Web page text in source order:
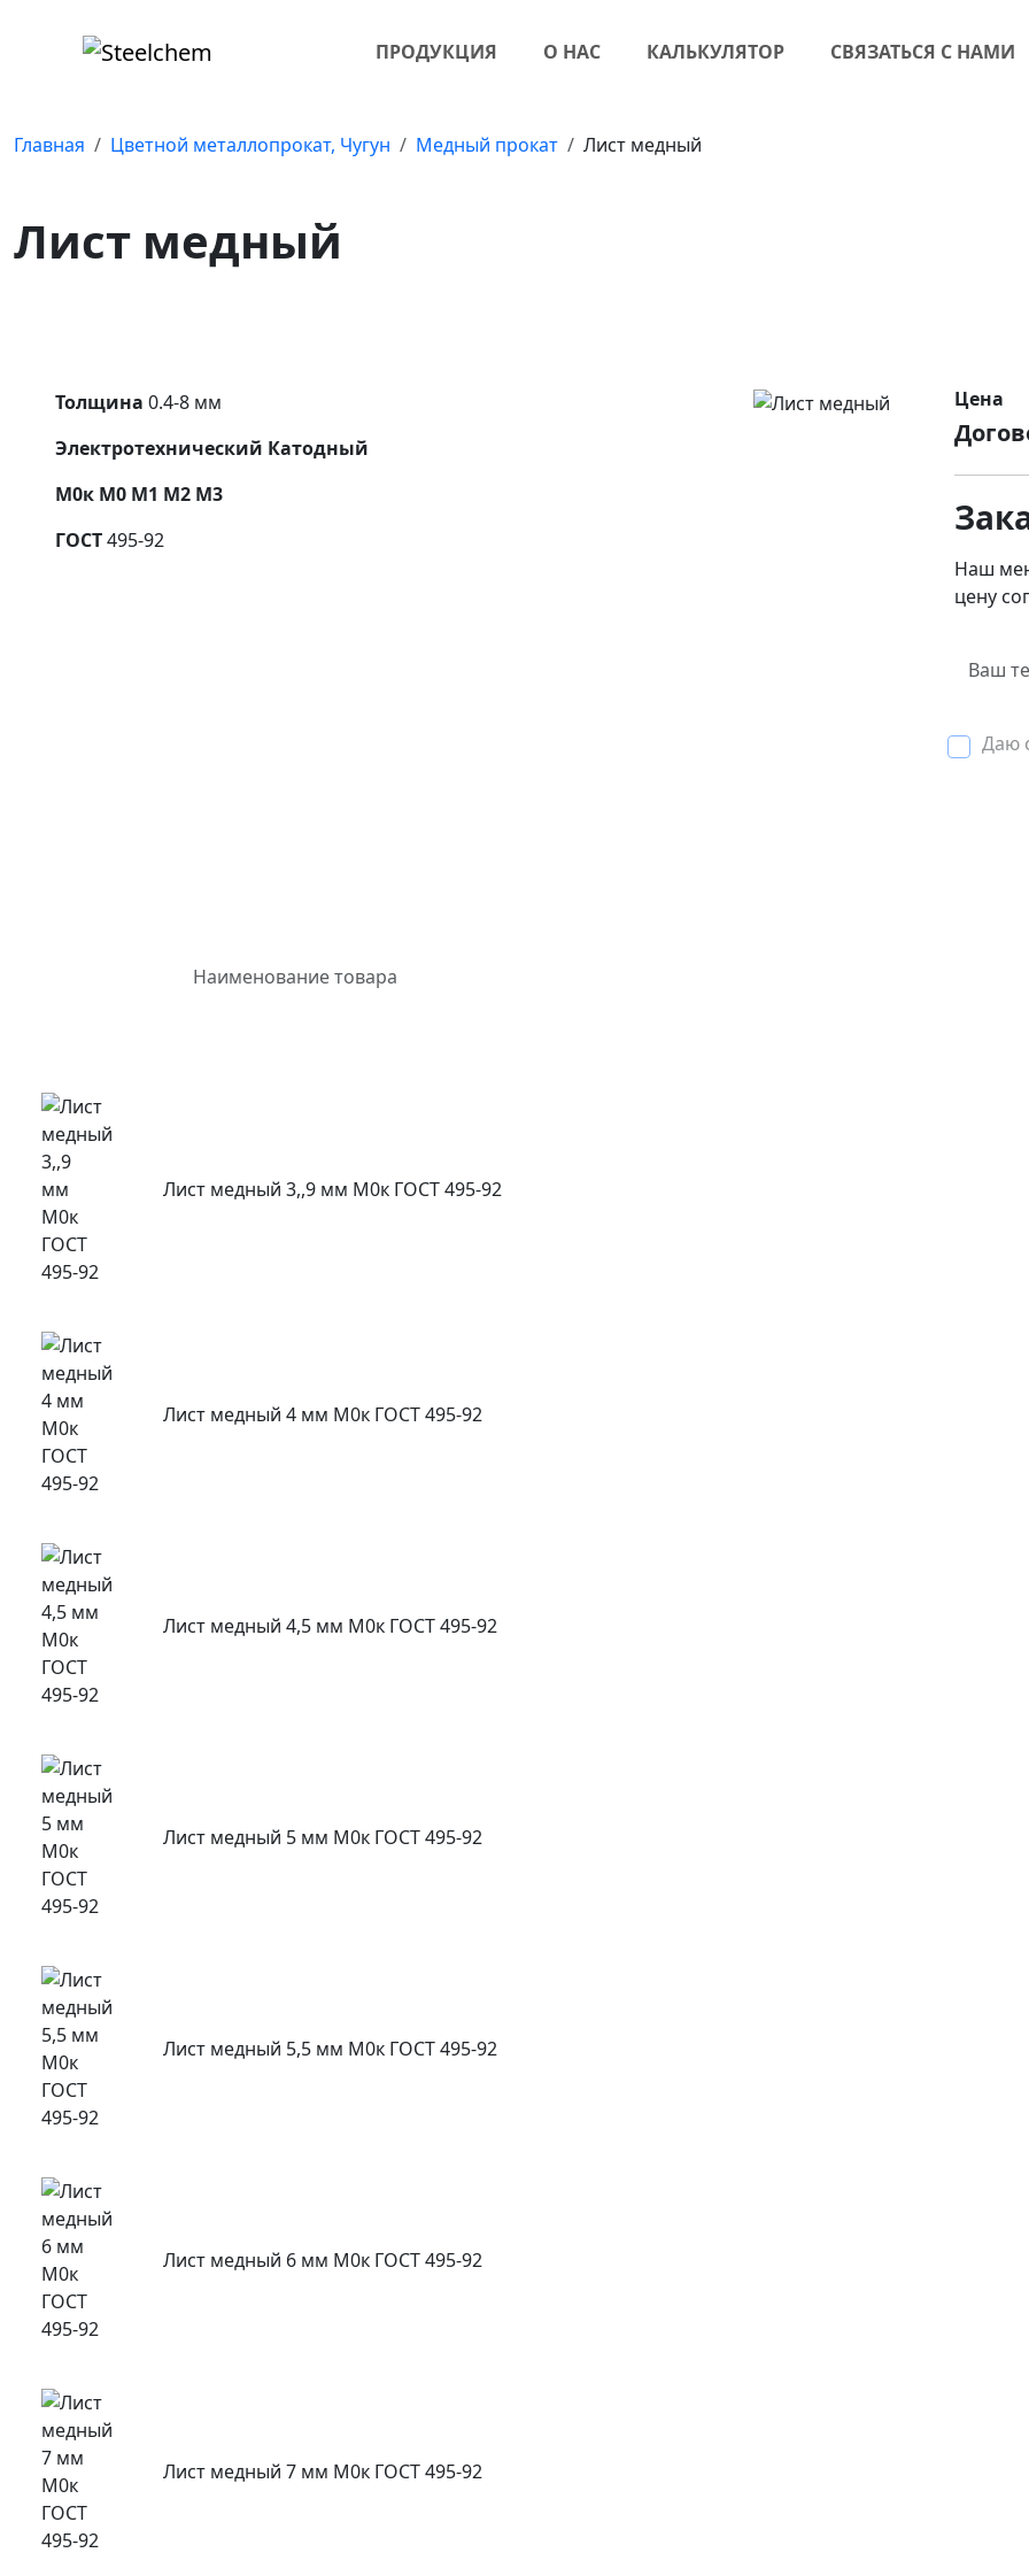
ПРОДУКЦИЯ О НАС КАЛЬКУЛЯТОР СВЯЗАТЬСЯ С НАМИ
Главная Цветной металлопрокат, Чугун Медный прокат Лист медный
Лист медный
Толщина 0.4-8 мм
Электротехнический Катодный
М0к М0 М1 М2 М3
ГОСТ495-92
Цена
Наш
цену
Даю
Лист медный 3,,9 мм М0к ГОСТ 495-92
Лист медный 4 мм М0к ГОСТ 495-92
Лист медный 4,5 мм М0к ГОСТ 495-92
Лист медный 5 мм М0к ГОСТ 495-92
Лист медный 5,5 мм М0к ГОСТ 495-92
Лист медный 6 мм М0к ГОСТ 495-92
Лист медный 7 мм М0к ГОСТ 495-92